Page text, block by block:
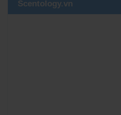
Scentology.vn